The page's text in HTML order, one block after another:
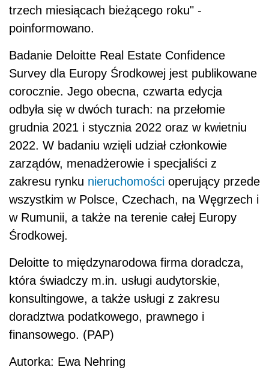
trzech miesiącach bieżącego roku" -
poinformowano.
Badanie Deloitte Real Estate Confidence
Survey dla Europy Środkowej jest publikowane
corocznie. Jego obecna, czwarta edycja
odbyła się w dwóch turach: na przełomie
grudnia 2021 i stycznia 2022 oraz w kwietniu
2022. W badaniu wzięli udział członkowie
zarządów, menadżerowie i specjaliści z
zakresu rynku nieruchomości operujący przede
wszystkim w Polsce, Czechach, na Węgrzech i
w Rumunii, a także na terenie całej Europy
Środkowej.
Deloitte to międzynarodowa firma doradcza,
która świadczy m.in. usługi audytorskie,
konsultingowe, a także usługi z zakresu
doradztwa podatkowego, prawnego i
finansowego. (PAP)
Autorka: Ewa Nehring